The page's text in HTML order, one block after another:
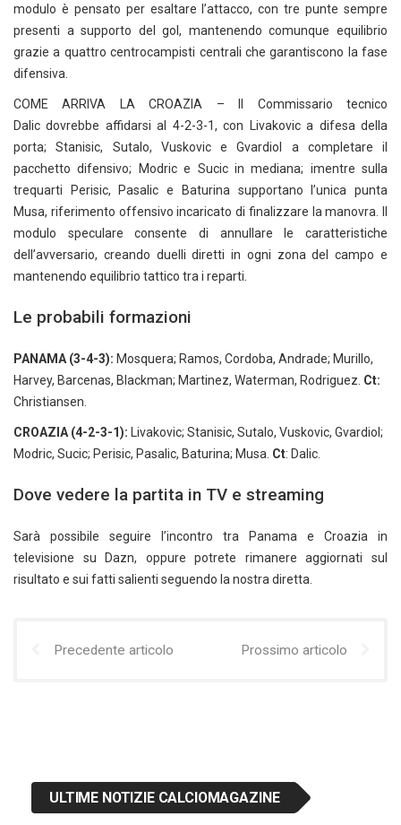
modulo è pensato per esaltare l’attacco, con tre punte sempre
presenti a supporto del gol, mantenendo comunque equilibrio
grazie a quattro centrocampisti centrali che garantiscono la fase
difensiva.
COME ARRIVA LA CROAZIA – Il Commissario tecnico
Dalic dovrebbe affidarsi al 4-2-3-1, con Livakovic a difesa della
porta; Stanisic, Sutalo, Vuskovic e Gvardiol a completare il
pacchetto difensivo; Modric e Sucic in mediana; imentre sulla
trequarti Perisic, Pasalic e Baturina supportano l’unica punta
Musa, riferimento offensivo incaricato di finalizzare la manovra. Il
modulo speculare consente di annullare le caratteristiche
dell’avversario, creando duelli diretti in ogni zona del campo e
mantenendo equilibrio tattico tra i reparti.
Le probabili formazioni
PANAMA (3-4-3): Mosquera; Ramos, Cordoba, Andrade; Murillo,
Harvey, Barcenas, Blackman; Martinez, Waterman, Rodriguez. Ct:
Christiansen.
CROAZIA (4-2-3-1): Livakovic; Stanisic, Sutalo, Vuskovic, Gvardiol;
Modric, Sucic; Perisic, Pasalic, Baturina; Musa. Ct: Dalic.
Dove vedere la partita in TV e streaming
Sarà possibile seguire l’incontro tra Panama e Croazia in
televisione su Dazn, oppure potrete rimanere aggiornati sul
risultato e sui fatti salienti seguendo la nostra diretta.
Precedente articolo Prossimo articolo
ULTIME NOTIZIE CALCIOMAGAZINE